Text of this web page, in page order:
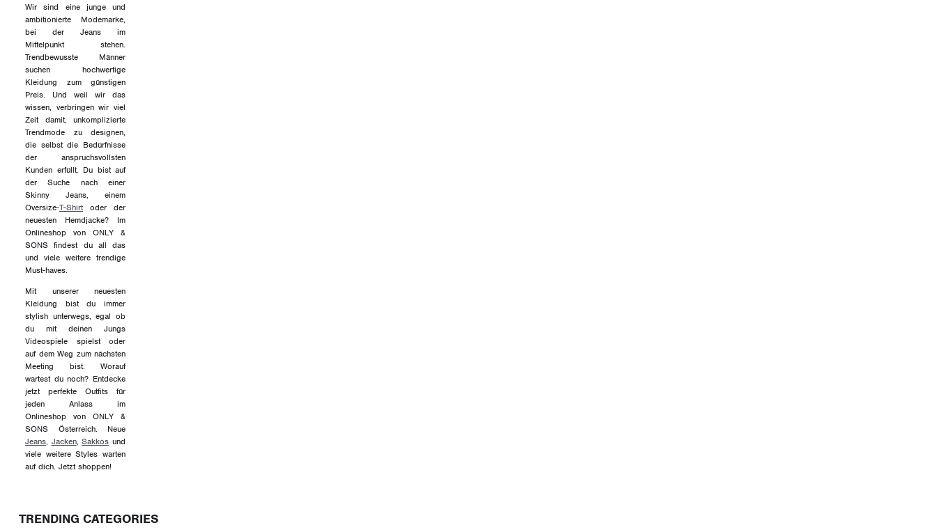
Wir sind eine junge und
ambitionierte Modemarke,
bei der Jeans im
Mittelpunkt stehen.
Trendbewusste Männer
suchen hochwertige
Kleidung zum günstigen
Preis. Und weil wir das
wissen, verbringen wir viel
Zeit damit, unkomplizierte
Trendmode zu designen,
die selbst die Bedürfnisse
der anspruchsvollsten
Kunden erfüllt. Du bist auf
der Suche nach einer
Skinny Jeans, einem
Oversize-T-Shirt oder der
neuesten Hemdjacke? Im
Onlineshop von ONLY &
SONS findest du all das
und viele weitere trendige
Must-haves.
Mit unserer neuesten
Kleidung bist du immer
stylish unterwegs, egal ob
du mit deinen Jungs
Videospiele spielst oder
auf dem Weg zum nächsten
Meeting bist. Worauf
wartest du noch? Entdecke
jetzt perfekte Outfits für
jeden Anlass im
Onlineshop von ONLY &
SONS Österreich. Neue
Jeans, Jacken,Sakkos und
viele weitere Styles warten
auf dich. Jetzt shoppen!
TRENDING CATEGORIES